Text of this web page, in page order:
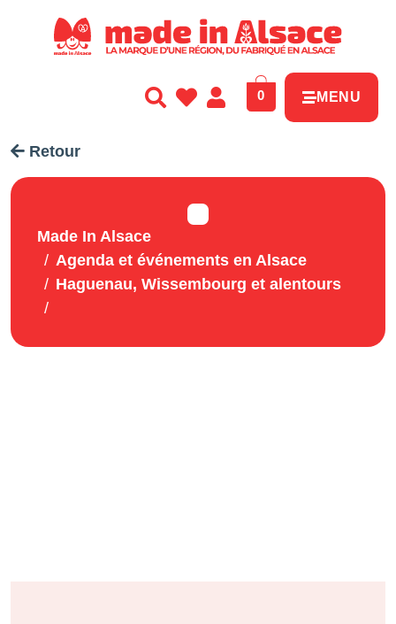
0 MENU
Retour
Made In Alsace
Agenda et événements en Alsace
Haguenau, Wissembourg et alentours